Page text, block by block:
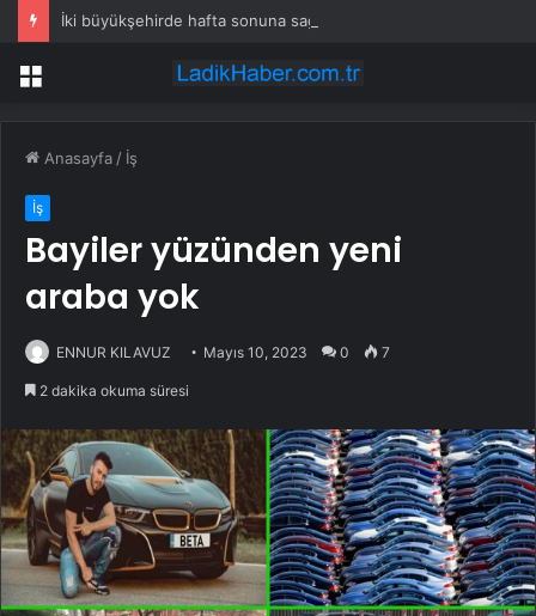
Menü
Anasayfa / İş
İş
Bayiler yüzünden yeni
araba yok
ENNUR KILAVUZ Mayıs 10, 2023 0 7
2 dakika okuma süresi